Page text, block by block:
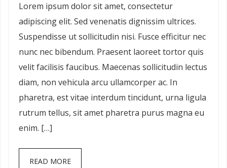
Lorem ipsum dolor sit amet, consectetur
adipiscing elit. Sed venenatis dignissim ultrices.
Suspendisse ut sollicitudin nisi. Fusce efficitur nec
nunc nec bibendum. Praesent laoreet tortor quis
velit facilisis faucibus. Maecenas sollicitudin lectus
diam, non vehicula arcu ullamcorper ac. In
pharetra, est vitae interdum tincidunt, urna ligula
rutrum tellus, sit amet pharetra purus magna eu
enim. […]
READ MORE